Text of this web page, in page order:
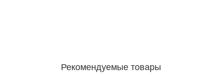
Рекомендуемые товары